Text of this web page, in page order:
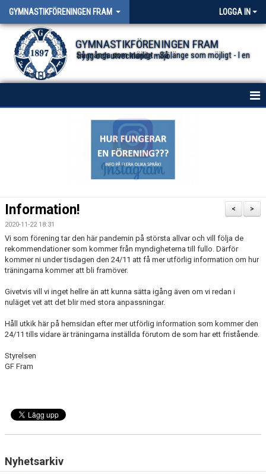
GYMNASTIKFÖRENINGEN FRAM LOGGA IN
GYMNASTIKFÖRENINGEN FRAM
Så många som möjligt - Så länge som möjligt - I en trygg och utvecklande miljö.
NYHETER FÖR ALLA TRUPPER
>
<
Information!
2020-11-22 18:31
Vi som förening tar den här pandemin på största allvar och vill följa de
rekommendationer som kommer från myndigheterna till fullo. Därför
kommer ni under tisdagen den 24/11 att få mer utförlig information om hur
träningarna kommer att bli framöver.
Givetvis vill vi inget hellre än att kunna sätta igång även om vi redan i
nuläget vet att det blir med stora anpassningar.
Håll utkik här på hemsidan efter mer utförlig information som kommer den
24/11 tills vidare är träningarna inställda förutom de som har ett fristående.
Styrelsen
GF Fram
Nyhetsarkiv